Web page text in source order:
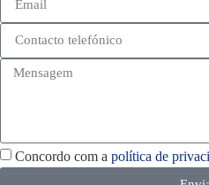
Concordo com a política de